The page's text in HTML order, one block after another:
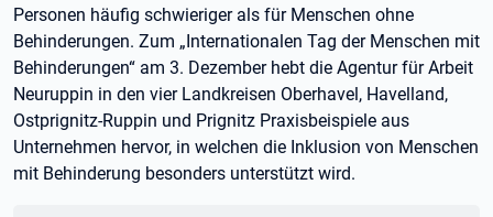
Personen häufig schwieriger als für Menschen ohne
Behinderungen. Zum „Internationalen Tag der Menschen mit
Behinderungen“ am 3. Dezember hebt die Agentur für Arbeit
Neuruppin in den vier Landkreisen Oberhavel, Havelland,
Ostprignitz-Ruppin und Prignitz Praxisbeispiele aus
Unternehmen hervor, in welchen die Inklusion von Menschen
mit Behinderung besonders unterstützt wird.